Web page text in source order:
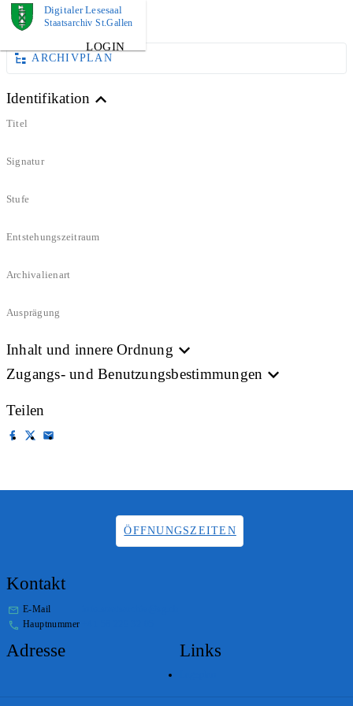
Digitaler Lesesaal
Staatsarchiv St.Gallen
LOGIN
DOKUMENT
ARCHIVPLAN
Identifikation
Titel
Signatur
Stufe
Entstehungszeitraum
Archivalienart
Ausprägung
Inhalt und innere Ordnung
Zugangs- und Benutzungsbestimmungen
Teilen
ÖFFNUNGSZEITEN
Kontakt
E-Mail
Hauptnummer
Adresse Links